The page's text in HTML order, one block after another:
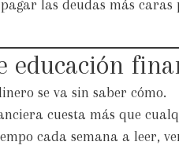
las deudas más caras
educación
se va sin saber cómo.
cuesta más que
cada semana a leer,